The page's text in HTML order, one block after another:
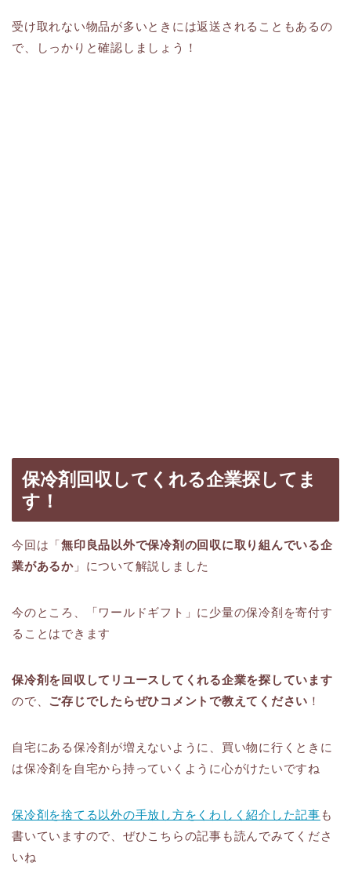
受け取れない物品が多いときには返送されることもあるの
で、しっかりと確認しましょう！
保冷剤回収してくれる企業探してま
す！
今回は「無印良品以外で保冷剤の回収に取り組んでいる企
業があるか」について解説しました
今のところ、「ワールドギフト」に少量の保冷剤を寄付す
ることはできます
保冷剤を回収してリユースしてくれる企業を探しています
ので、 ご存じでしたらぜひコメントで教えてください ！
自宅にある保冷剤が増えないように、買い物に行くときに
は保冷剤を自宅から持っていくように心がけたいですね
保冷剤を捨てる以外の手放し方をくわしく紹介した記事 も
書いていますので、ぜひこちらの記事も読んでみてくださ
いね